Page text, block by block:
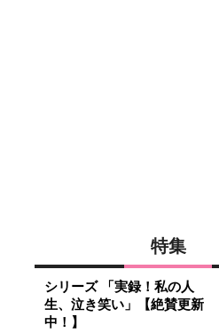
特集
シリーズ 「実録！私の人
生、泣き笑い」【絶賛更新
中！】